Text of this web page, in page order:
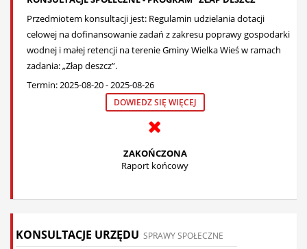
Przedmiotem konsultacji jest: Regulamin udzielania dotacji
celowej na dofinansowanie zadań z zakresu poprawy gospodarki
wodnej i małej retencji na terenie Gminy Wielka Wieś w ramach
zadania: „Złap deszcz”.
Termin: 2025-08-20 - 2025-08-26
DOWIEDZ SIĘ WIĘCEJ
ZAKOŃCZONA
Raport końcowy
KONSULTACJE URZĘDU SPRAWY SPOŁECZNE